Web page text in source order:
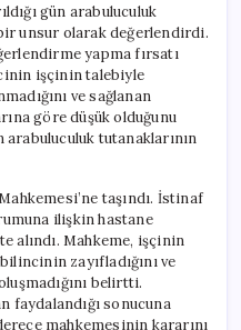
gün arabuluculuk
unsur olarak değerlendirdi.
yapma fırsatı
işçinin talebiyle
ve sağlanan
göre düşük olduğunu
tutanaklarının
taşındı. İstinaf
ilişkin hastane
alındı. Mahkeme, işçinin
zayıfladığını ve
belirtti.
sonucuna
mahkemesinin kararını